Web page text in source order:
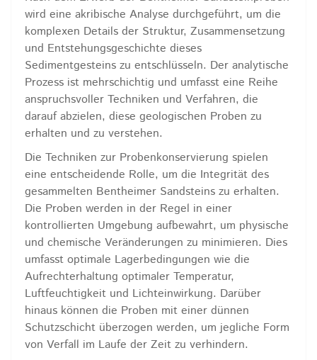
wird eine akribische Analyse durchgeführt, um die
komplexen Details der Struktur, Zusammensetzung
und Entstehungsgeschichte dieses
Sedimentgesteins zu entschlüsseln. Der analytische
Prozess ist mehrschichtig und umfasst eine Reihe
anspruchsvoller Techniken und Verfahren, die
darauf abzielen, diese geologischen Proben zu
erhalten und zu verstehen.
Die Techniken zur Probenkonservierung spielen
eine entscheidende Rolle, um die Integrität des
gesammelten Bentheimer Sandsteins zu erhalten.
Die Proben werden in der Regel in einer
kontrollierten Umgebung aufbewahrt, um physische
und chemische Veränderungen zu minimieren. Dies
umfasst optimale Lagerbedingungen wie die
Aufrechterhaltung optimaler Temperatur,
Luftfeuchtigkeit und Lichteinwirkung. Darüber
hinaus können die Proben mit einer dünnen
Schutzschicht überzogen werden, um jegliche Form
von Verfall im Laufe der Zeit zu verhindern.